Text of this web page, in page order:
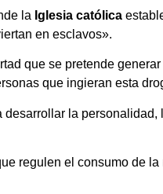
la Iglesia católica
en esclavos».
que se pretende
que ingieran esta
desarrollar la personalidad,
regulen el consumo de